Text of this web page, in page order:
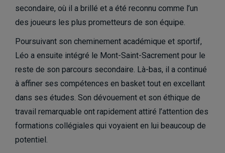
secondaire, où il a brillé et a été reconnu comme l’un
des joueurs les plus prometteurs de son équipe.
Poursuivant son cheminement académique et sportif,
Léo a ensuite intégré le Mont-Saint-Sacrement pour le
reste de son parcours secondaire. Là-bas, il a continué
à affiner ses compétences en basket tout en excellant
dans ses études. Son dévouement et son éthique de
travail remarquable ont rapidement attiré l’attention des
formations collégiales qui voyaient en lui beaucoup de
potentiel.